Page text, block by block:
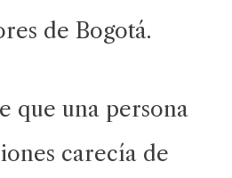
de Bogotá.
que una persona
carecía de